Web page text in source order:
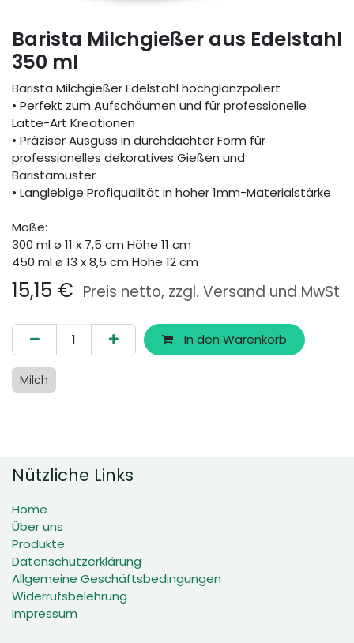
Barista Milchgießer aus Edelstahl
350 ml
Barista Milchgießer Edelstahl hochglanzpoliert
• Perfekt zum Aufschäumen und für professionelle
Latte-Art Kreationen
• Präziser Ausguss in durchdachter Form für
professionelles dekoratives Gießen und
Baristamuster
• Langlebige Profiqualität in hoher 1mm-Materialstärke
Maße:
300 ml ø 11 x 7,5 cm Höhe 11 cm
450 ml ø 13 x 8,5 cm Höhe 12 cm
15,15 € Preis netto, zzgl. Versand und MwSt
In den Warenkorb
Milch
Nützliche Links
Home
Über uns
Produkte
Datenschutzerklärung
Allgemeine Geschäftsbedingungen
Widerrufsbelehrung
Impressum